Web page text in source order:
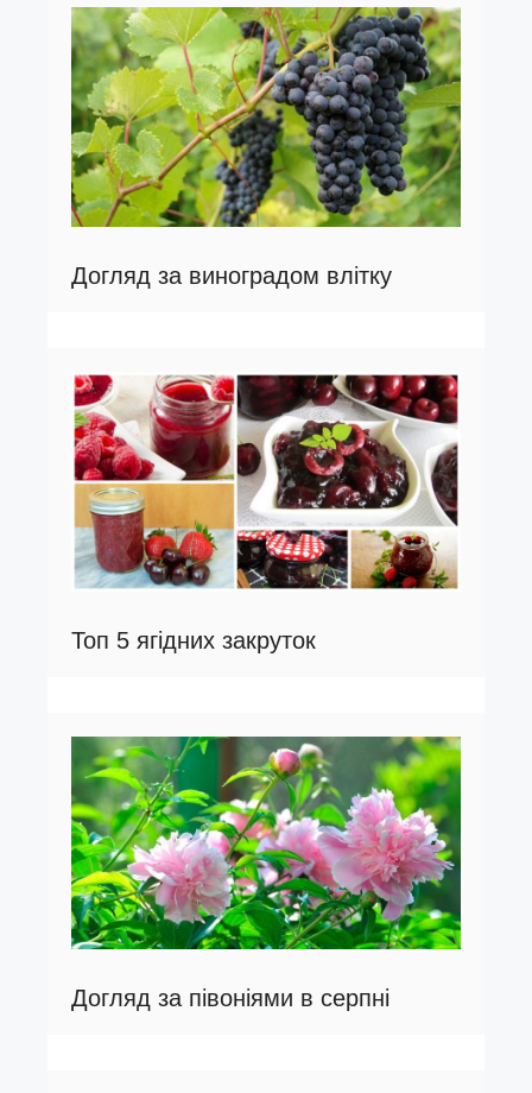
Догляд за виноградом влітку
Топ 5 ягідних закруток
Догляд за півоніями в серпні